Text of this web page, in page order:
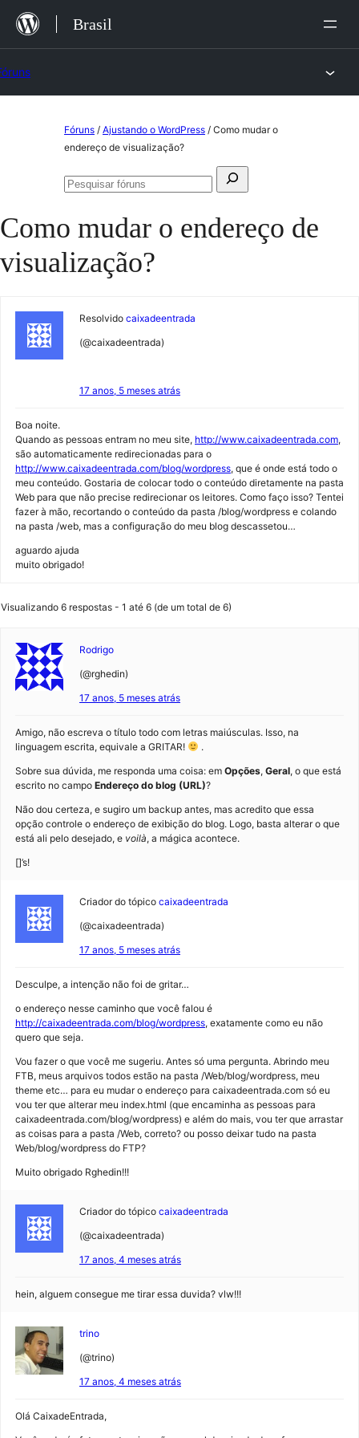
para
Brasil
Fóruns / Ajustando o WordPress / Como mudar o
endereço de visualização?
Pesquisar
Pesquisar
Como mudar o endereço de
visualização?
Resolvido caixadeentrada
(@caixadeentrada)
17 anos, 5 meses atrás
Boa noite.
Quando as pessoas entram no meu site, http://www.caixadeentrada.com,
são automaticamente redirecionadas para o
http://www.caixadeentrada.com/blog/wordpress, que é onde está todo o
meu conteúdo. Gostaria de colocar todo o conteúdo diretamente na pasta
Web para que não precise redirecionar os leitores. Como faço isso? Tentei
fazer à mão, recortando o conteúdo da pasta /blog/wordpress e colando
na pasta /web, mas a configuração do meu blog descassetou…
aguardo ajuda
muito obrigado!
Visualizando 6 respostas - 1 até 6 (de um total de 6)
Rodrigo
(@rghedin)
17 anos, 5 meses atrás
Amigo, não escreva o título todo com letras maiúsculas. Isso, na
linguagem escrita, equivale a GRITAR!
.
Sobre sua dúvida, me responda uma coisa: em Opções, Geral, o que está
escrito no campo Endereço do blog (URL)?
Não dou certeza, e sugiro um backup antes, mas acredito que essa
opção controle o endereço de exibição do blog. Logo, basta alterar o que
está ali pelo desejado, e voilà, a mágica acontece.
[]’s!
Criador do tópico caixadeentrada
(@caixadeentrada)
17 anos, 5 meses atrás
Desculpe, a intenção não foi de gritar…
o endereço nesse caminho que você falou é
http://caixadeentrada.com/blog/wordpress, exatamente como eu não
quero que seja.
Vou fazer o que você me sugeriu. Antes só uma pergunta. Abrindo meu
FTB, meus arquivos todos estão na pasta /Web/blog/wordpress, meu
theme etc… para eu mudar o endereço para caixadeentrada.com só eu
vou ter que alterar meu index.html (que encaminha as pessoas para
caixadeentrada.com/blog/wordpress) e além do mais, vou ter que arrastar
as coisas para a pasta /Web, correto? ou posso deixar tudo na pasta
Web/blog/wordpress do FTP?
Muito obrigado Rghedin!!!
Criador do tópico caixadeentrada
(@caixadeentrada)
17 anos, 4 meses atrás
hein, alguem consegue me tirar essa duvida? vlw!!!
trino
(@trino)
17 anos, 4 meses atrás
Olá CaixadeEntrada,